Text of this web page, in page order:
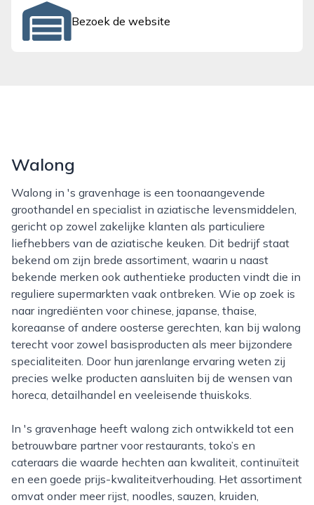
Bezoek de website
Walong
Walong in 's gravenhage is een toonaangevende
groothandel en specialist in aziatische levensmiddelen,
gericht op zowel zakelijke klanten als particuliere
liefhebbers van de aziatische keuken. Dit bedrijf staat
bekend om zijn brede assortiment, waarin u naast
bekende merken ook authentieke producten vindt die in
reguliere supermarkten vaak ontbreken. Wie op zoek is
naar ingrediënten voor chinese, japanse, thaise,
koreaanse of andere oosterse gerechten, kan bij walong
terecht voor zowel basisproducten als meer bijzondere
specialiteiten. Door hun jarenlange ervaring weten zij
precies welke producten aansluiten bij de wensen van
horeca, detailhandel en veeleisende thuiskoks.
In 's gravenhage heeft walong zich ontwikkeld tot een
betrouwbare partner voor restaurants, toko’s en
cateraars die waarde hechten aan kwaliteit, continuïteit
en een goede prijs-kwaliteitverhouding. Het assortiment
omvat onder meer rijst, noodles, sauzen, kruiden,